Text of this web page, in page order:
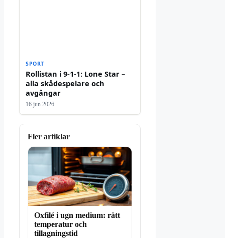
SPORT
Rollistan i 9-1-1: Lone Star –
alla skådespelare och
avgångar
16 jun 2026
Fler artiklar
Oxfilé i ugn medium: rätt
temperatur och
tillagningstid